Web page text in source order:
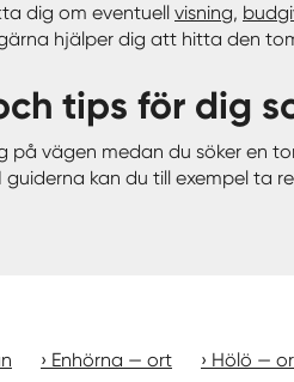
dig om eventuell visning,
hjälper dig att hitta den
och tips för dig
på vägen medan du söker en
guiderna kan du till exempel ta
Enhörna — ort Hölö —